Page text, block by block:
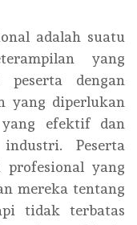
adalah suatu
yang
peserta dengan
yang diperlukan
efektif dan
Peserta
yang
mereka tentang
tidak terbatas